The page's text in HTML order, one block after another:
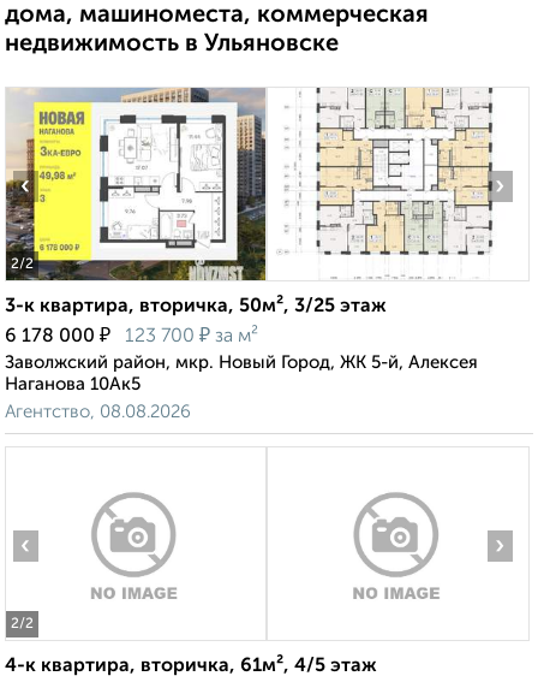
дома, машиноместа, коммерческая
недвижимость в Ульяновске
2/2
‹ ›
3-к квартира, вторичка, 50м², 3/25 этаж
6 178 000 ₽ 123 700 ₽ за м²
Заволжский район, мкр. Новый Город, ЖК 5-й, Алексея
Наганова 10Ак5
Агентство, 08.08.2026
2/2
‹ ›
4-к квартира, вторичка, 61м², 4/5 этаж